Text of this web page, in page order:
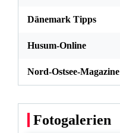
Dänemark Tipps
Husum-Online
Nord-Ostsee-Magazine
Fotogalerien